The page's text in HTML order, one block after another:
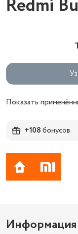
Redmi
Показать
+108бонусов
Информация